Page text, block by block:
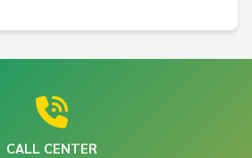
CALL CENTER